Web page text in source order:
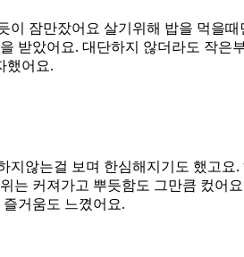
잠만잤어요 살기위해 밥을 먹을
받았어요. 대단하지 않더라도 작
했어요.
않는걸 보며 한심해지기도 했고
는 커져가고 뿌듯함도 그만큼 컸어
거움도 느꼈어요.